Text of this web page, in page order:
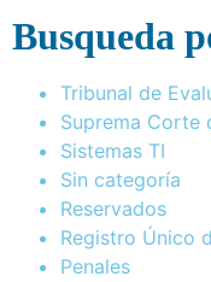
Busqueda
Tribunal de
Suprema Corte
Sistemas TI
Sin categoría
Reservados
Registro Único
Penales